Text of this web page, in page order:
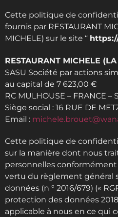
Cette politique de
fournis par RESTAURANT
MICHELE) sur le site “
RESTAURANT MICHELE
SASU Société par actions
au capital de 7 623,00 €
RC MULHOUSE – FRANCE –
Siège social : 16 RUE DE
Email :
Cette politique de
sur la manière dont nous
personnelles
vertu du règlement général
données (n ° 2016/679) («
protection des données
applicable à nous en ce qui